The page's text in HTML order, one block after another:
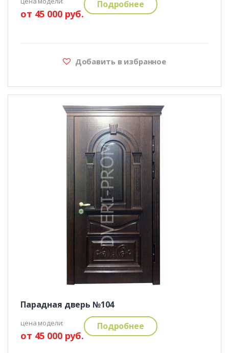
от 45 000 руб.
Подробнее
Добавить в избранное
Парадная дверь №104
цена модели:
от 45 000 руб.
Подробнее